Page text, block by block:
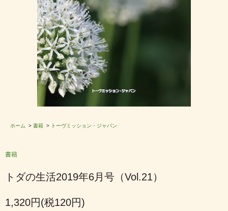
ホーム > 書籍 > トーヴミッション・ジャパン
書籍
トダの生活2019年6月号（Vol.21）
1,320円(税120円)